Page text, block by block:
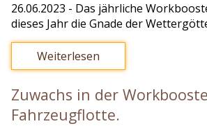
26.06.2023 - Das jährliche
dieses Jahr die Gnade der
Weiterlesen
Zuwachs in der
Fahrzeugflotte.